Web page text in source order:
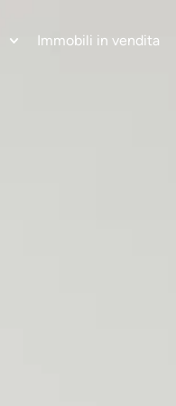
Immobili in vendita